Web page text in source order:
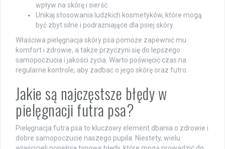
wpływ na skórę i sierść.
Unikaj stosowania ludzkich kosmetyków, które mogą
być zbyt silne i podrażniające dla psiej skóry.
Właściwa pielęgnacja skóry psa pomoże zapewnić mu
komfort i zdrowie, a także przyczyni się do lepszego
samopoczucia i jakości życia. Warto poświęcić czas na
regularne kontrole, aby zadbać o jego skórę oraz futro.
Jakie są najczęstsze błędy w
pielęgnacji futra psa?
Pielęgnacja futra psa to kluczowy element dbania o zdrowie i
dobre samopoczucie naszego pupila. Niestety, wielu